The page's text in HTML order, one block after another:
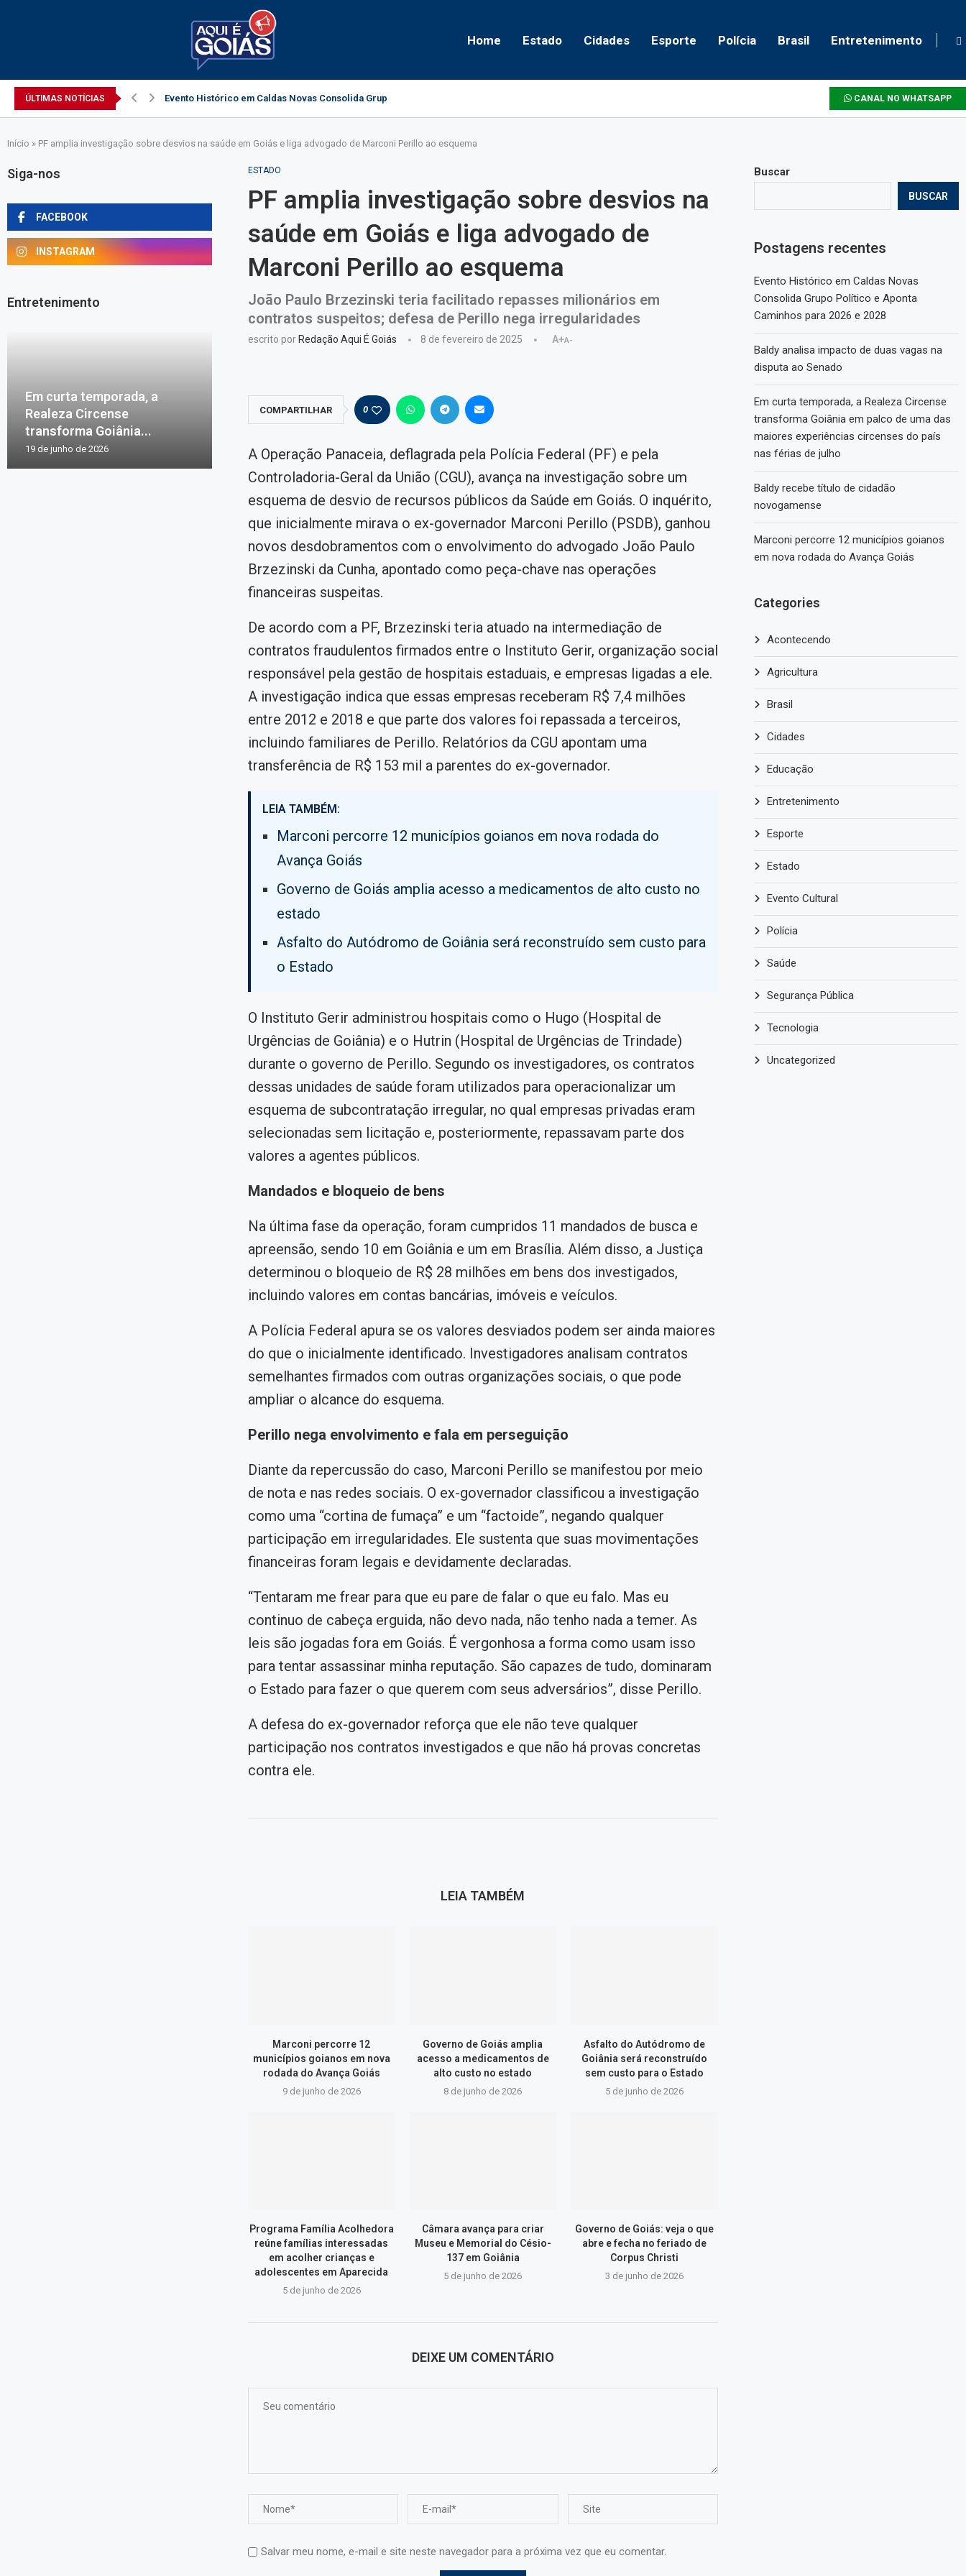
Home Estado Cidades Esporte Polícia Brasil Entretenimento
ÚLTIMAS NOTÍCIAS Evento Histórico em Caldas Novas Consolida Grupo Político e Aponta Caminhos... CANAL NO WHATSAPP
Início » PF amplia investigação sobre desvios na saúde em Goiás e liga advogado de Marconi Perillo ao esquema
ESTADO
PF amplia investigação sobre desvios na
saúde em Goiás e liga advogado de
Marconi Perillo ao esquema
João Paulo Brzezinski teria facilitado repasses milionários em
contratos suspeitos; defesa de Perillo nega irregularidades
escrito por Redação Aqui É Goiás 8 de fevereiro de 2025 A+A-
COMPARTILHAR 0
A Operação Panaceia, deflagrada pela Polícia Federal (PF) e pela
Controladoria-Geral da União (CGU), avança na investigação sobre um
esquema de desvio de recursos públicos da Saúde em Goiás. O inquérito,
que inicialmente mirava o ex-governador Marconi Perillo (PSDB), ganhou
novos desdobramentos com o envolvimento do advogado João Paulo
Brzezinski da Cunha, apontado como peça-chave nas operações
financeiras suspeitas.
De acordo com a PF, Brzezinski teria atuado na intermediação de
contratos fraudulentos firmados entre o Instituto Gerir, organização social
responsável pela gestão de hospitais estaduais, e empresas ligadas a ele.
A investigação indica que essas empresas receberam R$ 7,4 milhões
entre 2012 e 2018 e que parte dos valores foi repassada a terceiros,
incluindo familiares de Perillo. Relatórios da CGU apontam uma
transferência de R$ 153 mil a parentes do ex-governador.
LEIA TAMBÉM:
Marconi percorre 12 municípios goianos em nova rodada do
Avança Goiás
Governo de Goiás amplia acesso a medicamentos de alto custo no
estado
Asfalto do Autódromo de Goiânia será reconstruído sem custo para
o Estado
O Instituto Gerir administrou hospitais como o Hugo (Hospital de
Urgências de Goiânia) e o Hutrin (Hospital de Urgências de Trindade)
durante o governo de Perillo. Segundo os investigadores, os contratos
dessas unidades de saúde foram utilizados para operacionalizar um
esquema de subcontratação irregular, no qual empresas privadas eram
selecionadas sem licitação e, posteriormente, repassavam parte dos
valores a agentes públicos.
Mandados e bloqueio de bens
Na última fase da operação, foram cumpridos 11 mandados de busca e
apreensão, sendo 10 em Goiânia e um em Brasília. Além disso, a Justiça
determinou o bloqueio de R$ 28 milhões em bens dos investigados,
incluindo valores em contas bancárias, imóveis e veículos.
A Polícia Federal apura se os valores desviados podem ser ainda maiores
do que o inicialmente identificado. Investigadores analisam contratos
semelhantes firmados com outras organizações sociais, o que pode
ampliar o alcance do esquema.
Perillo nega envolvimento e fala em perseguição
Diante da repercussão do caso, Marconi Perillo se manifestou por meio
de nota e nas redes sociais. O ex-governador classificou a investigação
como uma “cortina de fumaça” e um “factoide”, negando qualquer
participação em irregularidades. Ele sustenta que suas movimentações
financeiras foram legais e devidamente declaradas.
“Tentaram me frear para que eu pare de falar o que eu falo. Mas eu
continuo de cabeça erguida, não devo nada, não tenho nada a temer. As
leis são jogadas fora em Goiás. É vergonhosa a forma como usam isso
para tentar assassinar minha reputação. São capazes de tudo, dominaram
o Estado para fazer o que querem com seus adversários”, disse Perillo.
A defesa do ex-governador reforça que ele não teve qualquer
participação nos contratos investigados e que não há provas concretas
contra ele.
LEIA TAMBÉM
Marconi percorre 12
municípios goianos em nova
rodada do Avança Goiás
9 de junho de 2026
Governo de Goiás amplia
acesso a medicamentos de
alto custo no estado
8 de junho de 2026
Asfalto do Autódromo de
Goiânia será reconstruído
sem custo para o Estado
5 de junho de 2026
Programa Família Acolhedora
reúne famílias interessadas
em acolher crianças e
adolescentes em Aparecida
5 de junho de 2026
Câmara avança para criar
Museu e Memorial do Césio-
137 em Goiânia
5 de junho de 2026
Governo de Goiás: veja o que
abre e fecha no feriado de
Corpus Christi
3 de junho de 2026
DEIXE UM COMENTÁRIO
Salvar meu nome, e-mail e site neste navegador para a próxima vez que eu comentar.
Buscar
BUSCAR
Postagens recentes
Evento Histórico em Caldas Novas
Consolida Grupo Político e Aponta
Caminhos para 2026 e 2028
Baldy analisa impacto de duas vagas na
disputa ao Senado
Em curta temporada, a Realeza Circense
transforma Goiânia em palco de uma das
maiores experiências circenses do país
nas férias de julho
Baldy recebe título de cidadão
novogamense
Marconi percorre 12 municípios goianos
em nova rodada do Avança Goiás
Categories
Acontecendo
Agricultura
Brasil
Cidades
Educação
Entretenimento
Esporte
Estado
Evento Cultural
Polícia
Saúde
Segurança Pública
Tecnologia
Uncategorized
Siga-nos
FACEBOOK
INSTAGRAM
Entretenimento
Em curta temporada, a
Realeza Circense
transforma Goiânia...
19 de junho de 2026